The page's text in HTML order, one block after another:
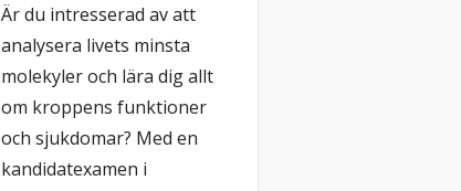
Är du intresserad av att
analysera livets minsta
molekyler och lära dig allt
om kroppens funktioner
och sjukdomar? Med en
kandidatexamen i